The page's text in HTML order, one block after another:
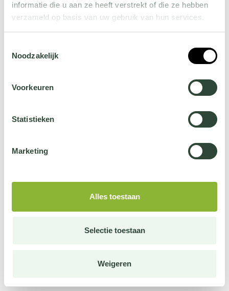
informatie die u aan ze heeft verstrekt of die ze hebben
verzameld op basis van uw gebruik van hun services.
jehier.
Noodzakelijk
Voorkeuren
Statistieken
Marketing
Alles toestaan
Selectie toestaan
Weigeren